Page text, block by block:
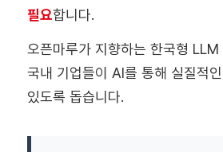
필요합니다.
오픈마루가 지향하는 한국형 LLM
국내 기업들이 AI를 통해 실질적
있도록 돕습니다.